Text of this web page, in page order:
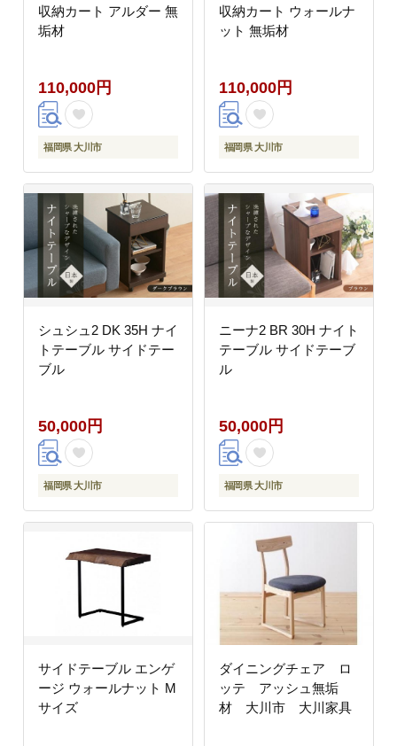
収納カート アルダー 無
垢材
110,000円
福岡県 大川市
収納カート ウォールナ
ット 無垢材
110,000円
福岡県 大川市
シュシュ2 DK 35H ナイ
トテーブル サイドテー
ブル
50,000円
福岡県 大川市
ニーナ2 BR 30H ナイト
テーブル サイドテーブ
ル
50,000円
福岡県 大川市
サイドテーブル エンゲ
ージ ウォールナット M
サイズ
ダイニングチェア ロ
ッテ アッシュ無垢
材 大川市 大川家具